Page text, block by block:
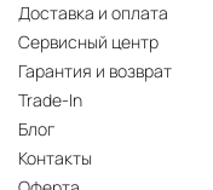
Доставка и оплата
Сервисный центр
Гарантия и возврат
Trade-In
Блог
Контакты